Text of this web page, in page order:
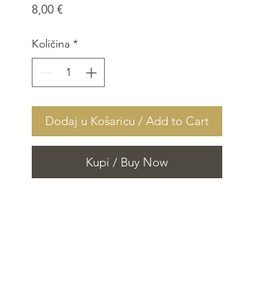
8,00 €Cijena
Količina *
Dodaj u Košaricu / Add to Cart
Kupi / Buy Now